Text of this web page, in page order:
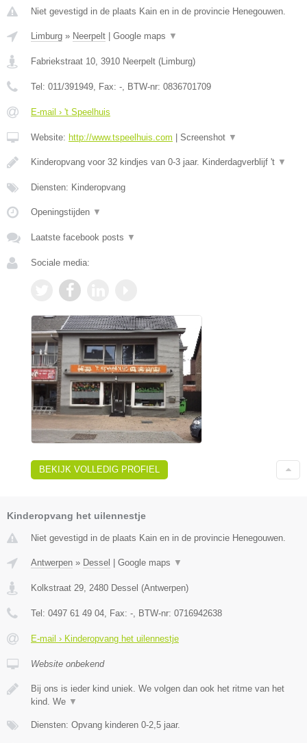
Niet gevestigd in de plaats Kain en in de provincie Henegouwen.
Limburg » Neerpelt Google maps ▼
Fabriekstraat 10, 3910 Neerpelt (Limburg)
Tel: 011/391949, Fax: -, BTW-nr: 0836701709
E-mail › 't Speelhuis
Website: http://www.tspeelhuis.com Screenshot ▼
Kinderopvang voor 32 kindjes van 0-3 jaar. Kinderdagverblijf 't ▼
Diensten: Kinderopvang
Openingstijden ▼
Laatste facebook posts ▼
Sociale media:
BEKIJK VOLLEDIG PROFIEL
Kinderopvang het uilennestje
Niet gevestigd in de plaats Kain en in de provincie Henegouwen.
Antwerpen » Dessel Google maps ▼
Kolkstraat 29 2480 Dessel (Antwerpen)
Tel: 0497 61 49 04 , Fax: - , BTW-nr: 0716942638
E-mail › Kinderopvang het uilennestje
Website onbekend
Bij ons is ieder kind uniek. We volgen dan ook het ritme van het
kind. We ▼
Diensten: Opvang kinderen 0-2,5 jaar.